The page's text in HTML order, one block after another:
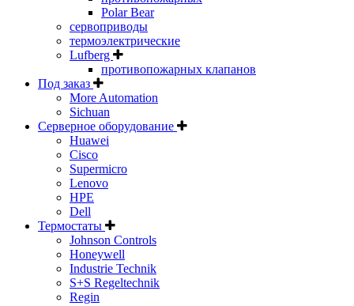
Polar Bear
сервоприводы
термоэлектрические
Lufberg
противопожарных клапанов
Под заказ
More Automation
Sichuan
Серверное оборудование
Huawei
Cisco
Supermicro
Lenovo
HPE
Dell
Термостаты
Johnson Controls
Honeywell
Industrie Technik
S+S Regeltechnik
Regin